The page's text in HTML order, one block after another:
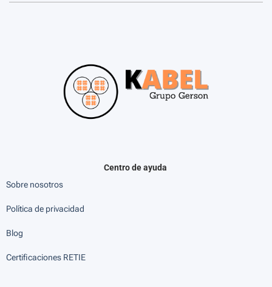
Centro de ayuda
Sobre nosotros
Política de privacidad
Blog
Certificaciones RETIE